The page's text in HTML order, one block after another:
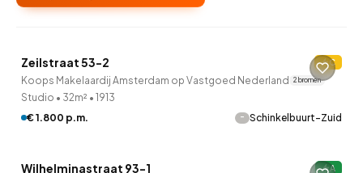
Verkocht onder voorbehoud
Zeilstraat 53-2 C
Koops Makelaardij Amsterdam op Vastgoed Nederland 2 bronnen
Studio • 32m² • 1913
€ 1.800 p.m.
- Schinkelbuurt-Zuid
QUICKLANE™
Wilhelminastraat 93-1 A